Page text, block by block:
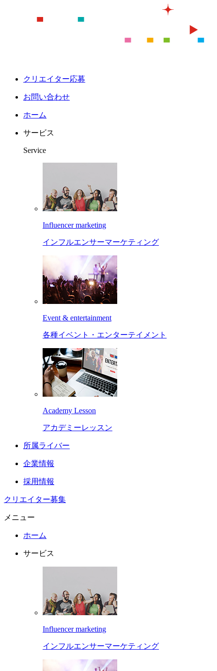
クリエイター応募
お問い合わせ
ホーム
サービス
Service
Influencer marketing
インフルエンサーマーケティング
Event & entertainment
各種イベント・エンターテイメント
Academy Lesson
アカデミーレッスン
所属ライバー
企業情報
採用情報
クリエイター募集
メニュー
ホーム
サービス
Influencer marketing
インフルエンサーマーケティング